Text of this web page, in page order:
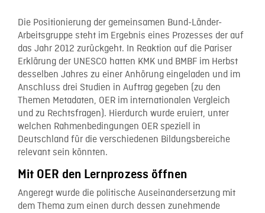
Die Positionierung der gemeinsamen Bund-Länder-
Arbeitsgruppe steht im Ergebnis eines Prozesses der auf
das Jahr 2012 zurückgeht. In Reaktion auf die Pariser
Erklärung der UNESCO hatten KMK und BMBF im Herbst
desselben Jahres zu einer Anhörung eingeladen und im
Anschluss drei Studien in Auftrag gegeben (zu den
Themen Metadaten, OER im internationalen Vergleich
und zu Rechtsfragen). Hierdurch wurde eruiert, unter
welchen Rahmenbedingungen OER speziell in
Deutschland für die verschiedenen Bildungsbereiche
relevant sein könnten.
Mit OER den Lernprozess öffnen
Angeregt wurde die politische Auseinandersetzung mit
dem Thema zum einen durch dessen zunehmende